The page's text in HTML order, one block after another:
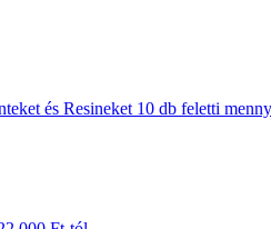
és Resineket 10 db feletti